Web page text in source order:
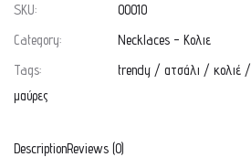
SKU:
00010
Category:
Necklaces - Κολιε
Tags:
trendy / ατσάλι / κολιέ /
μαύρες
DescriptionReviews (0)